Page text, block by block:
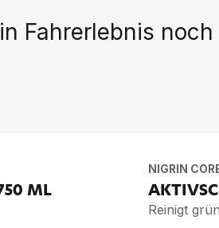
Fahrerlebnis
ML
NIGRIN
Reinigt